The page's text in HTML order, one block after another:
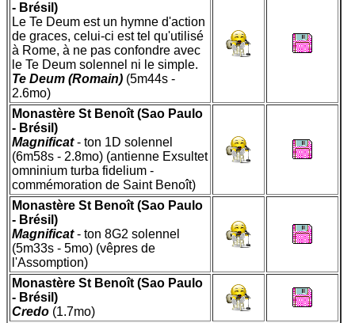
- Brésil)
Le Te Deum est un hymne d'action
de graces, celui-ci est tel qu'utilisé
à Rome, à ne pas confondre avec
le Te Deum solennel ni le simple.
Te Deum (Romain) (5m44s -
2.6mo)
Monastère St Benoît (Sao Paulo
- Brésil)
Magnificat- ton 1D solennel
(6m58s - 2.8mo) (antienne Exsultet
omninium turba fidelium -
commémoration de Saint Benoît)
Monastère St Benoît (Sao Paulo
- Brésil)
Magnificat- ton 8G2 solennel
(5m33s - 5mo) (vêpres de
l'Assomption)
Monastère St Benoît (Sao Paulo
- Brésil)
Credo (1.7mo)